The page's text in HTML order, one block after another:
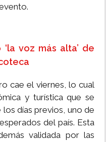
voz más alta’ de
cae el viernes, lo cual
y turística que se
días previos, uno de
del país. Esta
validada por las